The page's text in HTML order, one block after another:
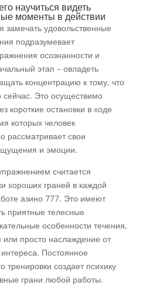
научиться видеть
моменты в действии
замечать удовольственные
подразумевает
осознанности и
этап – овладеть
концентрацию к тому, что
сейчас. Это осуществимо
короткие остановки в ходе
которых человек
рассматривает свои
и эмоции.
считается
хороших граней в каждой
азино 777. Это имеют
приятные телесные
особенности течения,
или просто наслаждение от
Постоянное
тренировки создает психику
грани любой работы.